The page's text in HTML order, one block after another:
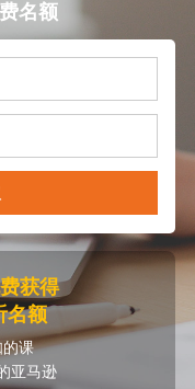
名额
获得
名额
的课
亚马逊